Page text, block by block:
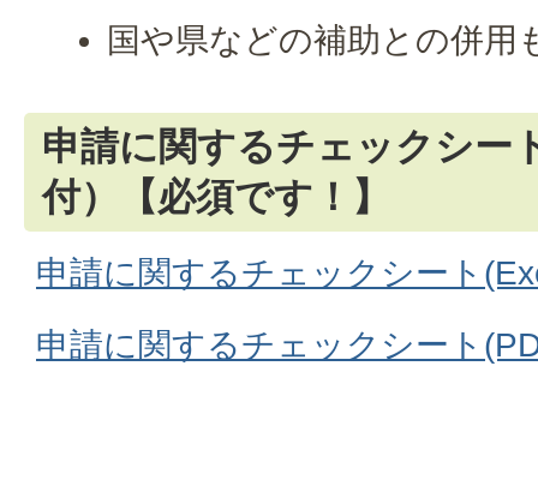
国や県などの補助との併用
申請に関するチェックシー
付）【必須です！】
申請に関するチェックシート
申請に関するチェックシート